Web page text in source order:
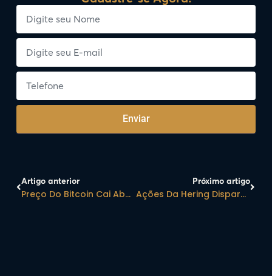
Enviar
Artigo anterior
Preço Do Bitcoin Cai Abaixo De US$ 50 Mil Após Anúncio Do Presidente Biden
Próximo artigo
Ações Da Hering Disparam Mais De 30% Após Acordo Com Grupo Soma